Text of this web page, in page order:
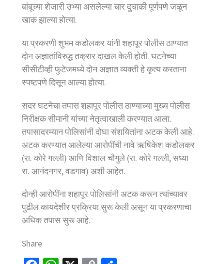
बांबूच्या शेजारी उभ्या असलेल्या चार दुचाकी पूर्णपणे जळून
खाक झाल्या होत्या.
या प्रकरणी शुभम कडोलकर यांनी शहापूर पोलीस ठाण्यात
दोन अज्ञातांविरुद्ध तक्रार दाखल केली होती. घटनेच्या
सीसीटीव्ही फुटेजमध्ये दोन अज्ञात व्यक्ती हे कृत्य करताना
स्पष्टपणे दिसून आल्या होत्या.
सदर घटनेचा तपास शहापूर पोलीस ठाण्याच्या मुख्य पोलीस
निरीक्षक सीमानी यांच्या नेतृत्वाखाली करण्यात आला.
तपासादरम्यान पोलिसांनी दोघा संशयितांना अटक केली आहे.
अटक करण्यात आलेल्या आरोपींची नावे ऋषिकेश कडोलकर
(रा. कोरे गल्ली) आणि विशाल चौगुले (रा. कोरे गल्ली, सध्या
रा. आनंदनगर, वडगाव) अशी आहेत.
दोन्ही आरोपींना शहापूर पोलिसांनी अटक करून त्यांच्यावर
पुढील कायदेशीर प्रक्रिया सुरू केली असून या प्रकरणाचा
अधिक तपास सुरू आहे.
Share